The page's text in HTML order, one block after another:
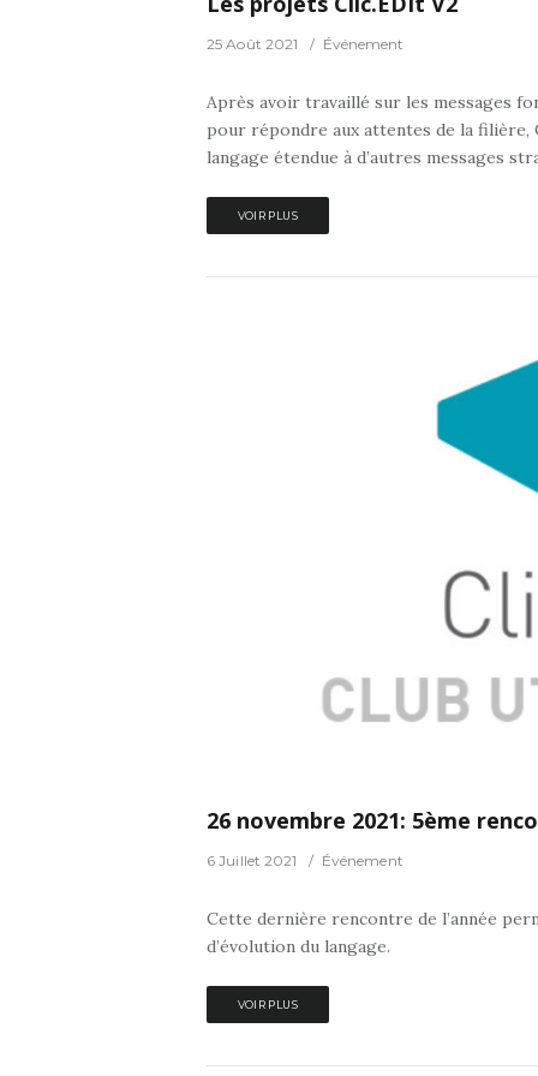
25 Août 2021 Événement
Après avoir travaillé sur les messages
pour répondre aux attentes de la
langage étendue à d’autres messages
VOIR PLUS
26 novembre 2021: 5ème
6 Juillet 2021 Événement
Cette dernière rencontre de l’année
d’évolution du langage.
VOIR PLUS